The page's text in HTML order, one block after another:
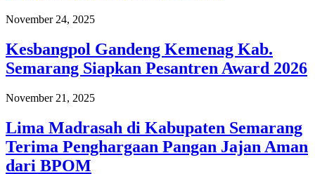
November 24, 2025
Kesbangpol Gandeng Kemenag Kab.
Semarang Siapkan Pesantren Award 2026
November 21, 2025
Lima Madrasah di Kabupaten Semarang
Terima Penghargaan Pangan Jajan Aman
dari BPOM